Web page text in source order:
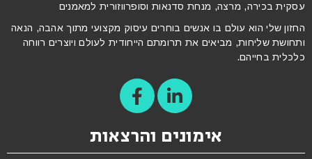
עסקית בכירה, מרצה, מנחת סדנאות וסופרווזורית למאמנים
החזון שלי הוא עולם בו אנשים בוחרים עיסוק מקצועי מתוך אהבה, הנאה
ותחושת שליחות, מביאים את תרומתם הייחודית לעולם ויוצרים רווחה
כלכלית בחייהם.
אימונים והרצאות